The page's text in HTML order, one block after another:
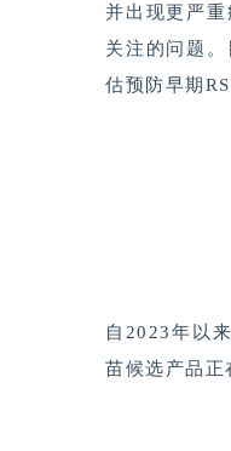
并出现更严
关注的问题
估预防早期
自2023年以
苗候选产品正